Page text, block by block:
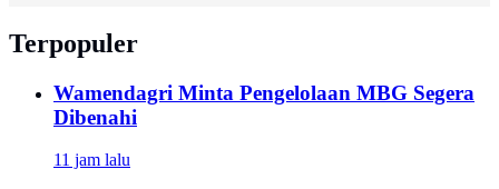
Terpopuler
Wamendagri Minta Pengelolaan MBG Segera
Dibenahi
11 jam lalu